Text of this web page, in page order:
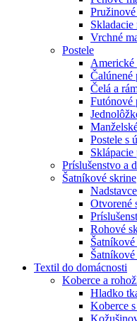
Skladacie
Vrchné
Postele
Americké
Čalúnené
Čelá a
Futónové
Postele s
Sklápacie
Príslušenstvo a
Šatníkové skrine
Otvorené
Rohové
Textil do domácnosti
Koberce a
Hladko
Koberce